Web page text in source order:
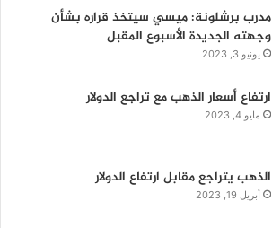
مدرب برشلونة: ميسي سيتخذ قراره بشأن
وجهته الجديدة الأسبوع المقبل
يونيو 3, 2023
ارتفاع أسعار الذهب مع تراجع الدولار
مايو 4, 2023
الذهب يتراجع مقابل ارتفاع الدولار
أبريل 19, 2023